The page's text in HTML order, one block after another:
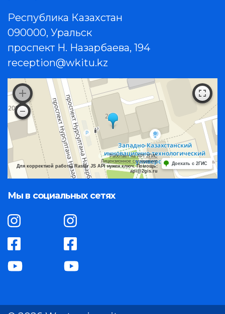
Республика Казахстан
090000, Уральск
проспект Н. Назарбаева, 194
reception@wkitu.kz
Работает на API 2ГИС
Лицензионное соглашение
Для корректной работы Raster JS API нужен ключ. Помощь:
api@2gis.ru
Доехать с 2ГИС
Мы в социальных сетях